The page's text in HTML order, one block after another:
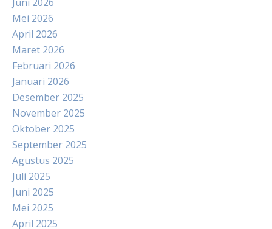
Mei 2026
April 2026
Maret 2026
Februari 2026
Januari 2026
Desember 2025
November 2025
Oktober 2025
September 2025
Agustus 2025
Juli 2025
Juni 2025
Mei 2025
April 2025